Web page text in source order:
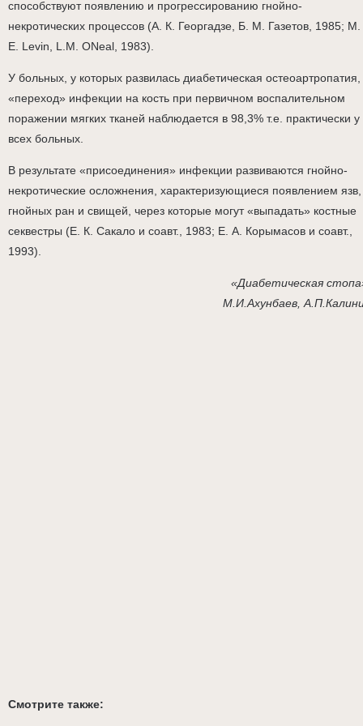
способствуют появлению и прогрессированию гнойно-
некротических процессов (А. К. Георгадзе, Б. М. Газетов, 1985; М.
Е. Levin, L.M. ONeal, 1983).
У больных, у которых развилась диабетическая остеоартропатия,
«переход» инфекции на кость при первичном воспалительном
поражении мягких тканей наблюдается в 98,3% т.е. практически у
всех больных.
В результате «присоединения» инфекции развиваются гнойно-
некротические осложнения, характеризующиеся появлением язв,
гнойных ран и свищей, через которые могут «выпадать» костные
секвестры (Е. К. Сакало и соавт., 1983; Е. А. Корымасов и соавт.,
1993).
«Диабетическая
М.И.Ахунбаев,
Смотрите также: